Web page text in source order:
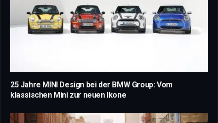
25 Jahre MINI Design bei der BMW Group: Vom
klassischen Mini zur neuen Ikone